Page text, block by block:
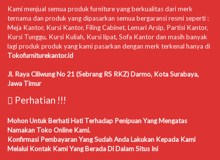
Kami menjual semua produk furniture yang berkualitas dari merk
ternama dan produk yang dipasarkan semua bergaransi resmi seperti :
Meja Kantor, Kursi Kantor, Filing Cabinet, Lemari Arsip, Partisi Kantor,
Kursi Tunggu, Kursi Kuliah, Kursi lipat, Sofa Kantor dan masih banyak
lagi produk produk yang kami pasarkan dengan merk terkenal hanya di
Tokofurniturekantor.id
Jl. Raya Ciliwung No 21 (Sebrang RS RKZ) Darmo, Kota Surabaya,
Jawa Timur
Perhatian !!!
Mohon Untuk Berhati Hati Terhadap Penipuan Yang Mengatas
Namakan Toko Online Kami.
Konfirmasi Pembayaran Yang Sudah Anda Lakukan Kepada Kami
Melalui Kontak Kami Yang Berada Di Dalam Situs Ini